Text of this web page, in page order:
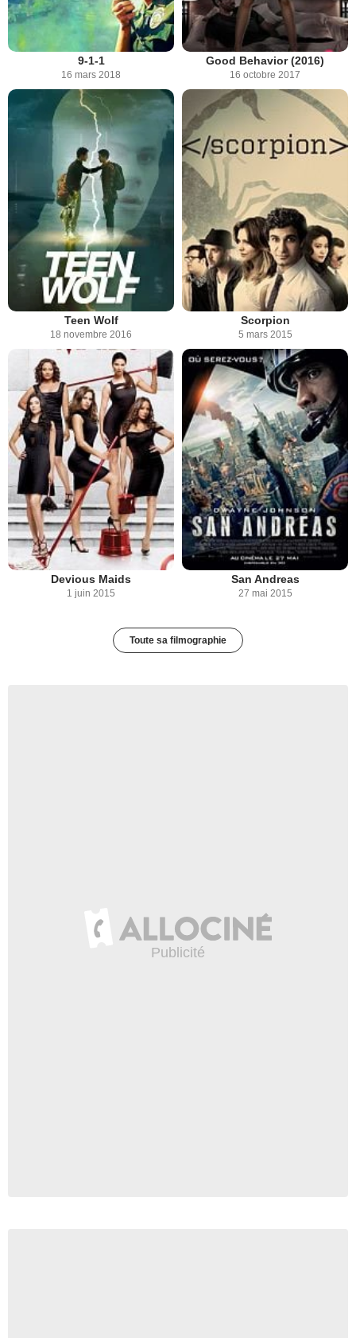
9-1-1
16 mars 2018
Good Behavior (2016)
16 octobre 2017
Teen Wolf
18 novembre 2016
Scorpion
5 mars 2015
Devious Maids
1 juin 2015
San Andreas
27 mai 2015
Toute sa filmographie